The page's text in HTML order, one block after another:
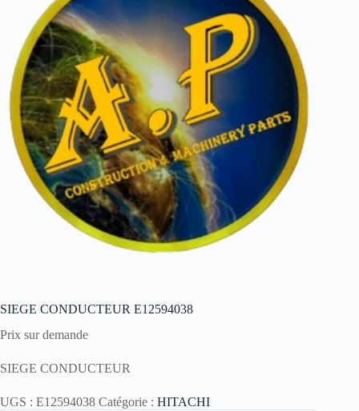
SIEGE CONDUCTEUR E12594038
Prix sur demande
SIEGE CONDUCTEUR
UGS : E12594038 Catégorie : HITACHI